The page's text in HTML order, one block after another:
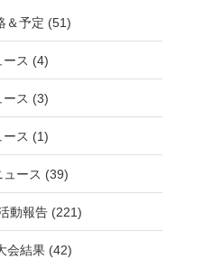
＆予定 (51)
ース (4)
ース (3)
ース (1)
ュース (39)
動報告 (221)
会結果 (42)